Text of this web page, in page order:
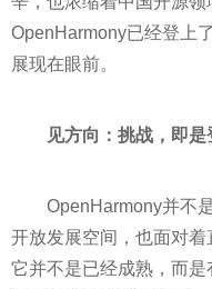
OpenHarmony已经登上
展现在眼前。
见方向：挑战，即是
OpenHarmony并不
开放发展空间，也面对着
它并不是已经成熟，而